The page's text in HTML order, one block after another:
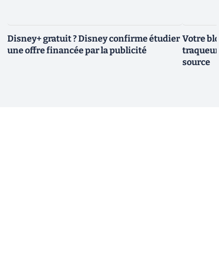
Disney+ gratuit ? Disney confirme étudier
une offre financée par la publicité
Votre
source